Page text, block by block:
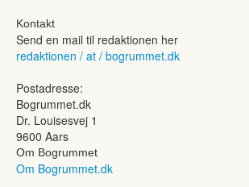
Kontakt
Send en mail til redaktionen her
redaktionen / at / bogrummet.dk
Postadresse:
Bogrummet.dk
Dr. Louisesvej 1
9600 Aars
Om Bogrummet
Om Bogrummet.dk